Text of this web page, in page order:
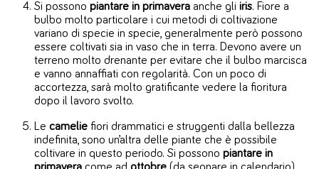
Si possono piantare in primavera anche gli iris. Fiore a
bulbo molto particolare i cui metodi di coltivazione
variano di specie in specie, generalmente però possono
essere coltivati sia in vaso che in terra. Devono avere un
terreno molto drenante per evitare che il bulbo marcisca
e vanno annaffiati con regolarità. Con un poco di
accortezza, sarà molto gratificante vedere la fioritura
dopo il lavoro svolto.
Le camelie fiori drammatici e struggenti dalla bellezza
indefinita, sono un’altra delle piante che è possibile
coltivare in questo periodo. Si possono piantare in